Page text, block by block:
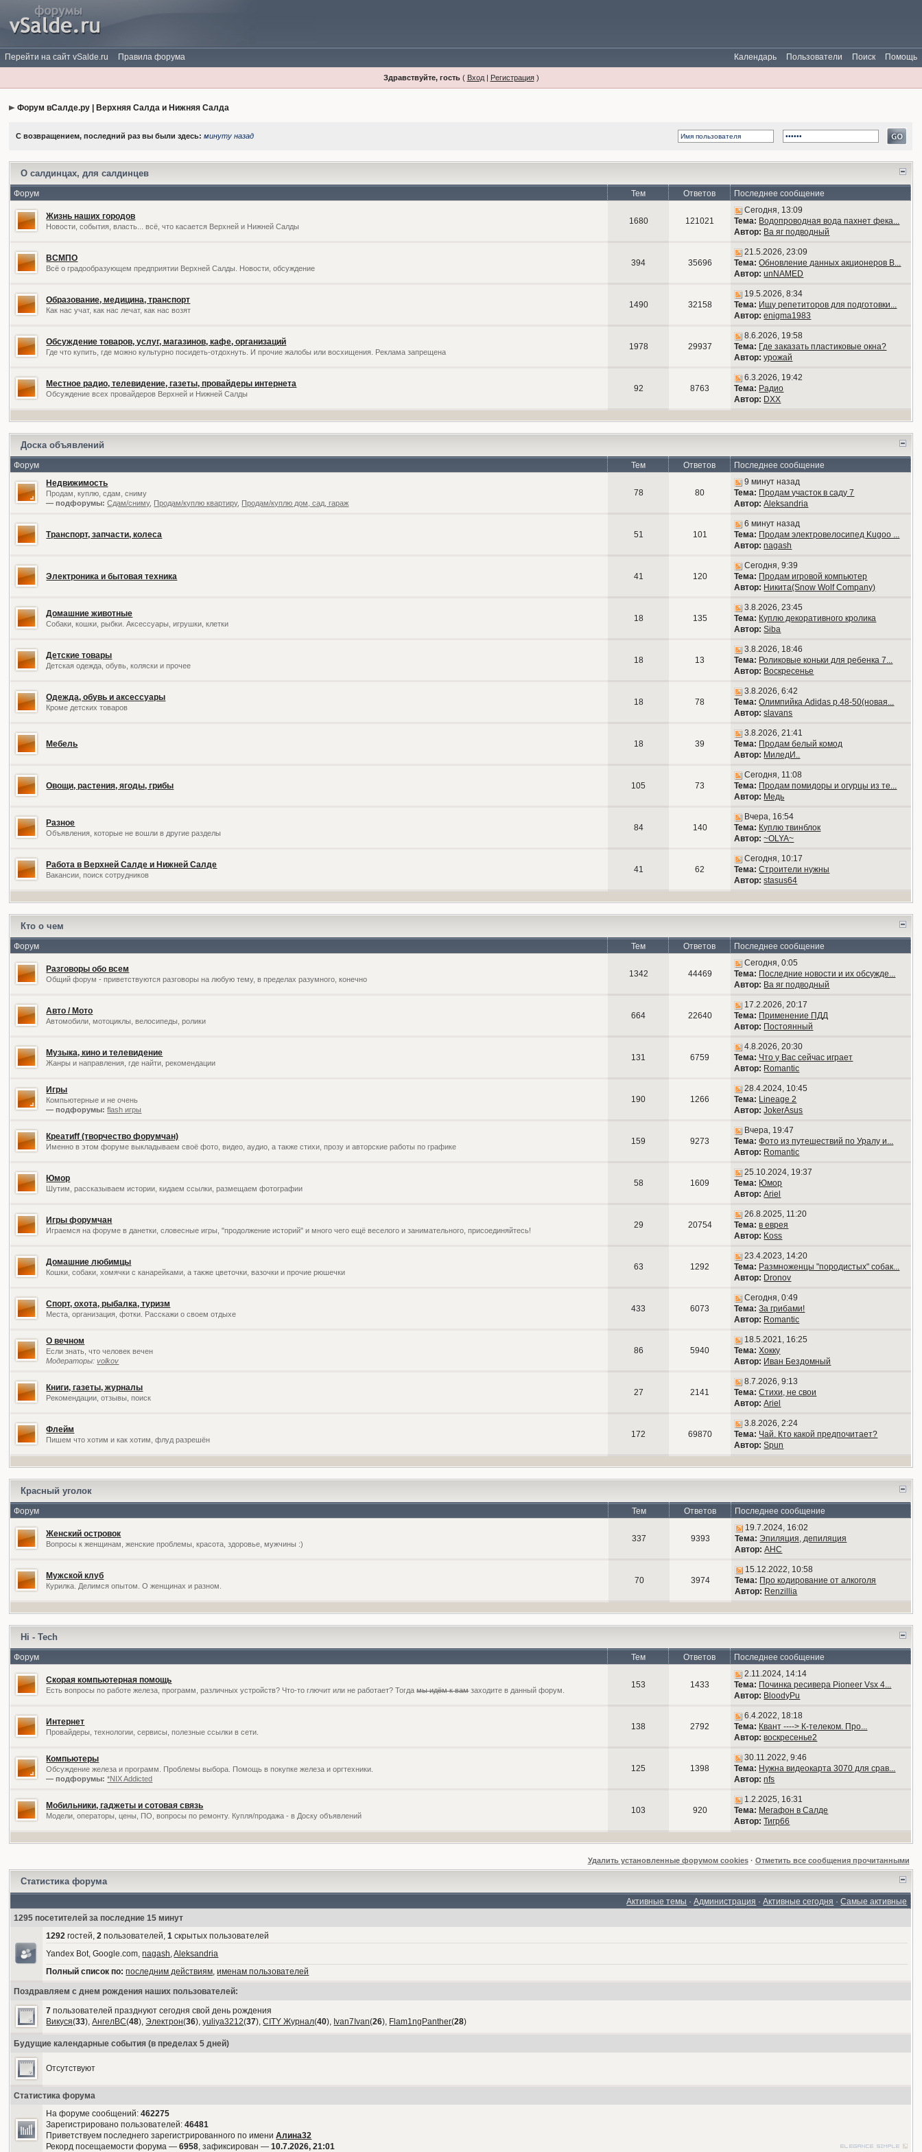
Перейти на сайт vSalde.ru Правила форума Помощь
Поиск
Пользователи
Календарь
Здравствуйте, гость( Вход| Регистрация)
Форум вСалде.ру | Верхняя Салда и Нижняя Салда
С возвращением, последний раз вы были здесь:минуту назад
О салдинцах, для салдинцев
Форум Тем Ответов Последнее сообщение
Жизнь наших городов
Новости, события, власть... всё, что касается Верхней и Нижней Салды
1680 121021
Сегодня, 13:09
Тема: Водопроводная вода пахнет фека...
Автор: Ва яг подводный
ВСМПО
Всё о градообразующем предприятии Верхней Салды. Новости, обсуждение
394 35696
21.5.2026, 23:09
Тема: Обновление данных акционеров В...
Автор: unNAMED
Образование, медицина, транспорт
Как нас учат, как нас лечат, как нас возят
1490 32158
19.5.2026, 8:34
Тема: Ищу репетиторов для подготовки...
Автор: enigma1983
Обсуждение товаров, услуг, магазинов, кафе, организаций
Где что купить, где можно культурно посидеть-отдохнуть. И прочие жалобы или восхищения. Реклама запрещена
1978 29937
8.6.2026, 19:58
Тема: Где заказать пластиковые окна?
Автор: урожай
Местное радио, телевидение, газеты, провайдеры интернета
Обсуждение всех провайдеров Верхней и Нижней Салды
92 8763
6.3.2026, 19:42
Тема: Радио
Автор: DXX
Доска объявлений
Форум Тем Ответов
Последнее сообщение
Недвижимость
Продам, куплю, сдам, сниму
— подфорумы: Сдам/сниму, Продам/куплю квартиру, Продам/куплю дом, сад, гараж
78 80
9 минут назад
Тема: Продам участок в саду 7
Автор: Aleksandria
Транспорт, запчасти, колеса 51 101
6 минут назад
Тема: Продам электровелосипед Kugoo ...
Автор: nagash
Электроника и бытовая техника 41 120
Сегодня, 9:39
Тема: Продам игровой компьютер
Автор: Никита(Snow Wolf Company)
Домашние животные
Собаки, кошки, рыбки. Аксессуары, игрушки, клетки
18 135
3.8.2026, 23:45
Тема: Куплю декоративного кролика
Автор: Siba
Детские товары
Детская одежда, обувь, коляски и прочее
18 13
3.8.2026, 18:46
Тема: Роликовые коньки для ребенка 7...
Автор: Воскресенье
Одежда, обувь и аксессуары
Кроме детских товаров
18 78
3.8.2026, 6:42
Тема: Олимпийка Adidas р.48-50(новая...
Автор: slavans
Мебель 18 39
3.8.2026, 21:41
Тема: Продам белый комод
Автор: МиледИ..
Овощи, растения, ягоды, грибы 105 73
Сегодня, 11:08
Тема: Продам помидоры и огурцы из те...
Автор: Медь
Разное
Объявления, которые не вошли в другие разделы
84 140
Вчера, 16:54
Тема: Куплю твинблок
Автор: ~OLYA~
Работа в Верхней Салде и Нижней Салде
Вакансии, поиск сотрудников
41 62
Сегодня, 10:17
Тема: Строители нужны
Автор: stasus64
Кто о чем
Форум Тем Ответов Последнее сообщение
Разговоры обо всем
Общий форум - приветствуются разговоры на любую тему, в пределах разумного, конечно
1342 44469
Сегодня, 0:05
Тема: Последние новости и их обсужде...
Автор: Ва яг подводный
Авто / Мото
Автомобили, мотоциклы, велосипеды, ролики
664 22640
17.2.2026, 20:17
Тема: Применение ПДД
Автор: Постоянный
Музыка, кино и телевидение
Жанры и направления, где найти, рекомендации
131 6759
4.8.2026, 20:30
Тема: Что у Вас сейчас играет
Автор: Romantic
Игры
Компьютерные и не очень
— подфорумы: flash игры
190 1266
28.4.2024, 10:45
Тема: Lineage 2
Автор: JokerAsus
Креатиff (творчество форумчан)
Именно в этом форуме выкладываем своё фото, видео, аудио, а также стихи, прозу и авторские работы по графике
159 9273
Вчера, 19:47
Тема: Фото из путешествий по Уралу и...
Автор: Romantic
Юмор
Шутим, рассказываем истории, кидаем ссылки, размещаем фотографии
58 1609
25.10.2024, 19:37
Тема: Юмор
Автор: Ariel
Игры форумчан
Играемся на форуме в данетки, словесные игры, "продолжение историй" и много чего ещё веселого и занимательного, присоединяйтесь!
29 20754
26.8.2025, 11:20
Тема: в еврея
Автор: Koss
Домашние любимцы
Кошки, собаки, хомячки с канарейками, а также цветочки, вазочки и прочие рюшечки
63 1292
23.4.2023, 14:20
Тема: Размноженцы "породистых" собак...
Автор: Dronov
Спорт, охота, рыбалка, туризм
Места, организация, фотки. Расскажи о своем отдыхе
433 6073
Сегодня, 0:49
Тема: За грибами!
Автор: Romantic
О вечном
Если знать, что человек вечен
Модераторы:volkov
86 5940
18.5.2021, 16:25
Тема: Хокку
Автор: Иван Бездомный
Книги, газеты, журналы
Рекомендации, отзывы, поиск
27 2141
8.7.2026, 9:13
Тема: Стихи, не свои
Автор: Ariel
Флейм
Пишем что хотим и как хотим, флуд разрешён
172 69870
3.8.2026, 2:24
Тема: Чай. Кто какой предпочитает?
Автор: Spun
Красный уголок
Форум Тем Ответов Последнее сообщение
Женский островок
Вопросы к женщинам, женские проблемы, красота, здоровье, мужчины :)
337 9393
19.7.2024, 16:02
Тема: Эпиляция, депиляция
Автор: АНС
Мужской клуб
Курилка. Делимся опытом. О женщинах и разном.
70 3974
15.12.2022, 10:58
Тема: Про кодирование от алкоголя
Автор: Renzillia
Hi - Tech
Форум Тем Ответов Последнее сообщение
Скорая компьютерная помощь
Есть вопросы по работе железа, программ, различных устройств? Что-то глючит или не работает? Тогдамы идём к вамзаходите в данный форум.
153 1433
2.11.2024, 14:14
Тема: Починка ресивера Pioneer Vsx 4...
Автор: BloodyPu
Интернет
Провайдеры, технологии, сервисы, полезные ссылки в сети.
138 2792
6.4.2022, 18:18
Тема: Квант ----> К-телеком. Про...
Автор: воскресенье2
Компьютеры
Обсуждение железа и программ. Проблемы выбора. Помощь в покупке железа и оргтехники.
— подфорумы: *NIX Addicted
125 1398
30.11.2022, 9:46
Тема: Нужна видеокарта 3070 для срав...
Автор: nfs
Мобильники, гаджеты и сотовая связь
Модели, операторы, цены, ПО, вопросы по ремонту. Купля/продажа - в Доску объявлений
103 920
1.2.2025, 16:31
Тема: Мегафон в Салде
Автор: Тигр66
Удалить установленные форумом cookies· Отметить все сообщения прочитанными
Статистика форума
Активные темы ·Администрация ·Активные сегодня ·Самые активные
1295 посетителей за последние 15 минут
1292 гостей,2 пользователей,1 скрытых пользователей
Yandex Bot, Google.com,nagash,Aleksandria
Полный список по: последним действиям,именам пользователей
Поздравляем с днем рождения наших пользователей:
7 пользователей празднуют сегодня свой день рождения
Викуся(33),АнгелВС(48),Электрон(36),yuliya3212(37),CITY Журнал(40), Ivan7Ivan(26), Flam1ngPanther(28)
Будущие календарные события (в пределах 5 дней)
Отсутствуют
Статистика форума
На форуме сообщений:462275
Зарегистрировано пользователей:46481
Приветствуем последнего зарегистрированного по имениАлина32
Рекорд посещаемости форума —6958, зафиксирован —10.7.2026, 21:01